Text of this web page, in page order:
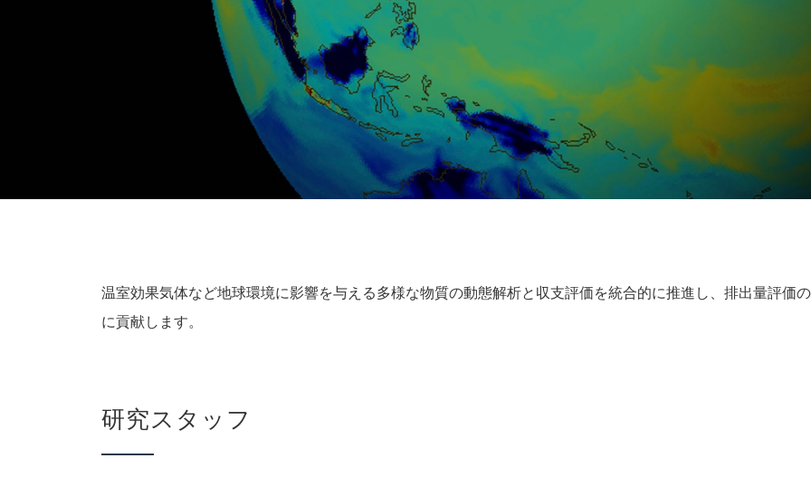
温室効果気体など地球環境に影響を与える多様な物質の動態解析と収支評価を統合的に推進し、排出量評価
に貢献します。
研究スタッフ